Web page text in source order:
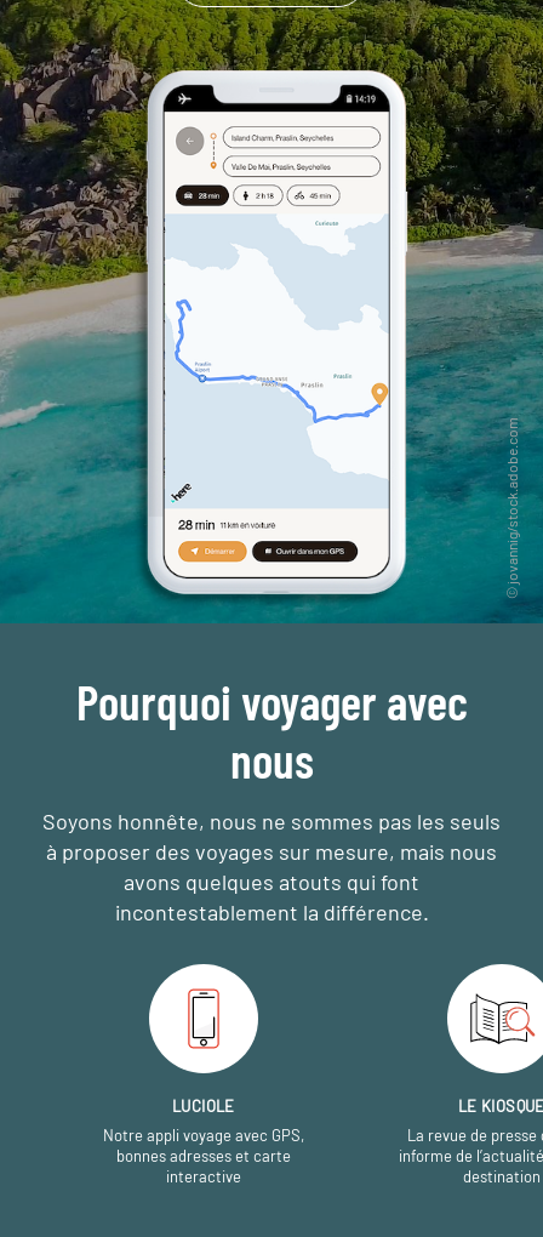
Pourquoi voyager avec
nous
Soyons honnête, nous ne sommes pas les seuls
à proposer des voyages sur mesure, mais nous
avons quelques atouts qui font
incontestablement la différence.
LUCIOLE
Notre appli voyage avec GPS,
bonnes adresses et carte
interactive
LE
La revue de presse
informe de
destination